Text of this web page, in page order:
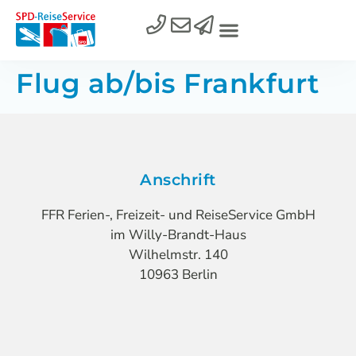
Flug ab/bis Frankfurt
Anschrift
FFR Ferien-, Freizeit- und ReiseService GmbH
im Willy-Brandt-Haus
Wilhelmstr. 140
10963 Berlin